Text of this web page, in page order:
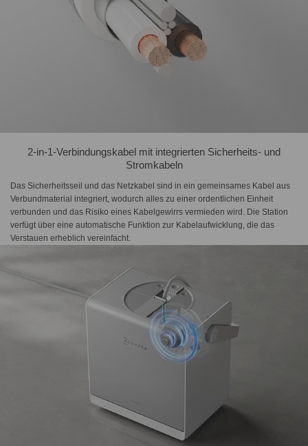
2-in-1-Verbindungskabel mit integrierten Sicherheits- und
Stromkabeln
Das Sicherheitsseil und das Netzkabel sind in ein gemeinsames Kabel aus
Verbundmaterial integriert, wodurch alles zu einer ordentlichen Einheit
verbunden und das Risiko eines Kabelgewirrs vermieden wird. Die Station
verfügt über eine automatische Funktion zur Kabelaufwicklung, die das
Verstauen erheblich vereinfacht.